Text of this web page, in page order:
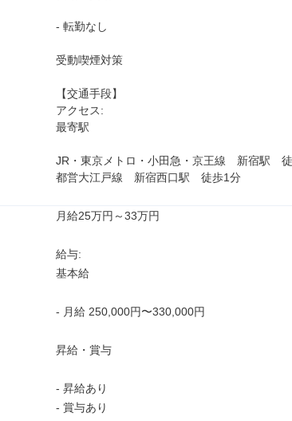
- 転勤なし
受動喫煙対策
【交通手段】
アクセス:
最寄駅
JR・東京メトロ・小田急・京王線　新宿駅　
都営大江戸線　新宿西口駅　徒歩1分
月給25万円～33万円
給与:
基本給
- 月給 250,000円〜330,000円
昇給・賞与
- 昇給あり
- 賞与あり